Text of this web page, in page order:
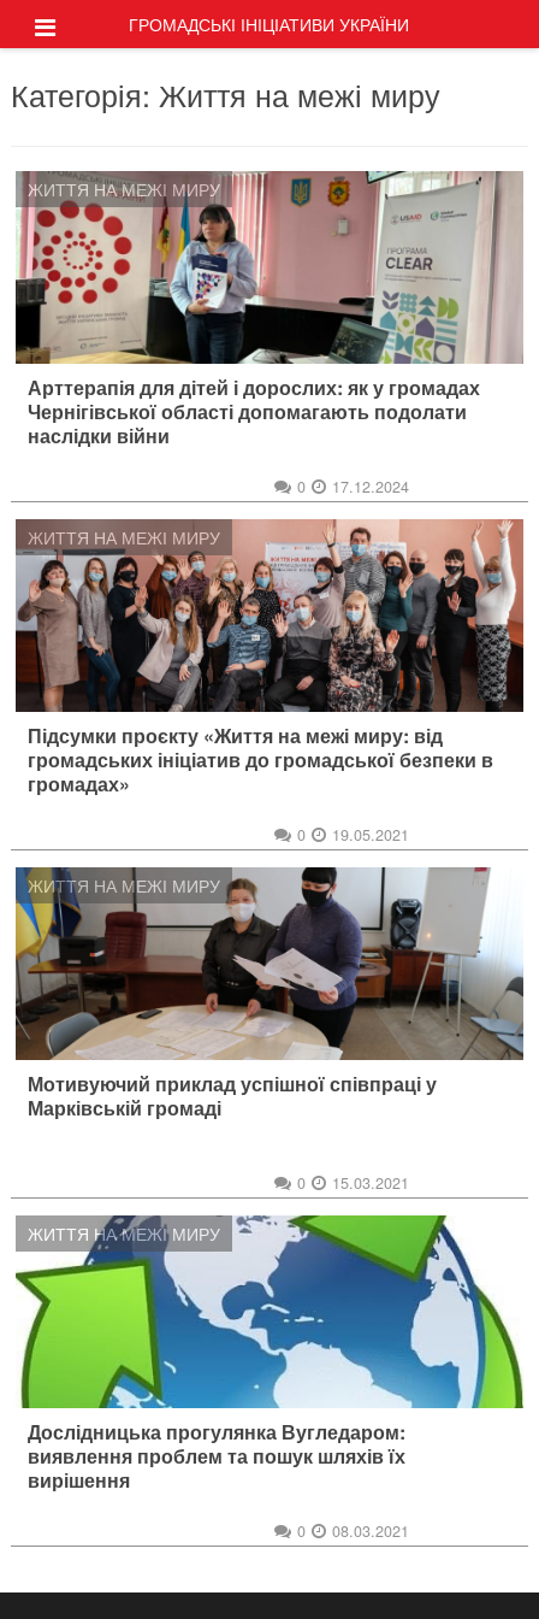
ГРОМАДСЬКІ ІНІЦІАТИВИ УКРАЇНИ
Категорія: Життя на межі миру
ЖИТТЯ НА МЕЖІ МИРУ
Арттерапія для дітей і дорослих: як у громадах
Чернігівської області допомагають подолати
наслідки війни
0 17.12.2024
ЖИТТЯ НА МЕЖІ МИРУ
Підсумки проєкту «Життя на межі миру: від
громадських ініціатив до громадської безпеки в
громадах»
0 19.05.2021
ЖИТТЯ НА МЕЖІ МИРУ
Мотивуючий приклад успішної співпраці у
Марківській громаді
0 15.03.2021
ЖИТТЯ НА МЕЖІ МИРУ
Дослідницька прогулянка Вугледаром:
виявлення проблем та пошук шляхів їх
вирішення
0 08.03.2021